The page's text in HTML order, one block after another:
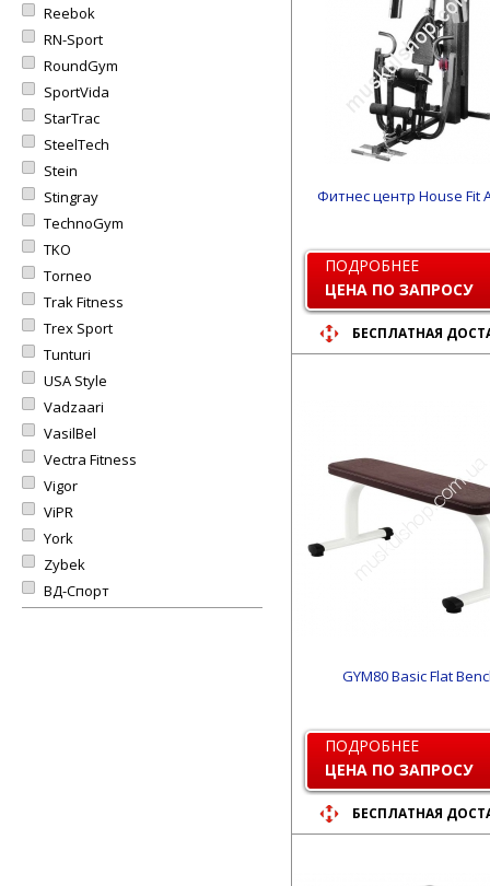
Reebok
RN-Sport
RoundGym
SportVida
StarTrac
SteelTech
Stein
Stingray
TechnoGym
TKO
Torneo
Trak Fitness
Trex Sport
Tunturi
USA Style
Vadzaari
VasilBel
Vectra Fitness
Vigor
ViPR
York
Zybek
ВД-Спорт
Фитнес центр House Fit
ПОДРОБНЕЕ
ЦЕНА ПО ЗАПРОСУ
БЕСПЛАТНАЯ
GYM80 Basic Flat
ПОДРОБНЕЕ
ЦЕНА ПО ЗАПРОСУ
БЕСПЛАТНАЯ